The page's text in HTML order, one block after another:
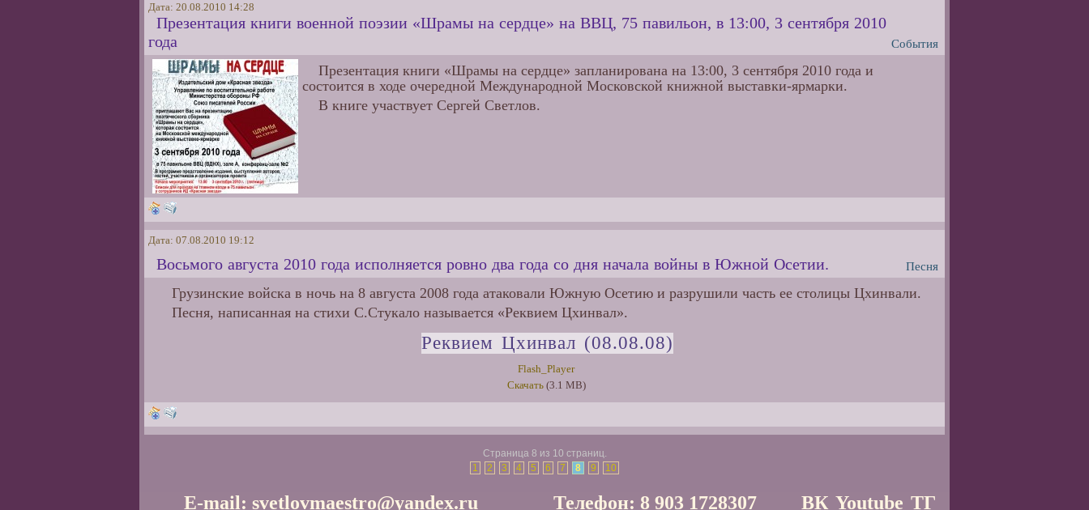
Дата: 20.08.2010 14:28
Презентация книги военной поэзии «Шрамы на сердце» на ВВЦ, 75 павильон, в 13:00, 3 сентября 2010
года
События
Презентация книги «Шрамы на сердце» запланирована на 13:00, 3 сентября 2010 года и
состоится в ходе очередной Международной Московской книжной выставки-ярмарки.
В книге участвует Сергей Светлов.
Дата: 07.08.2010 19:12
Восьмого августа 2010 года исполняется ровно два года со дня начала войны в Южной Осетии. Песня
Грузинские войска в ночь на 8 августа 2008 года атаковали Южную Осетию и разрушили часть ее столицы Цхинвали.
Песня, написанная на стихи С.Стукало называется «Реквием Цхинвал».
Реквием Цхинвал (08.08.08)
Flash_Player
Скачать(3.1 MB)
Страница 8 из 10 страниц.
1
2 3 4 5 6 7 8 9 10
E-mail: svetlovmaestro@yandex.ru Телефон: 8 903 1728307 ВК Youtube ТГ